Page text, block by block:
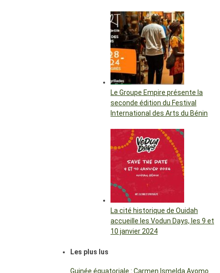
Le Groupe Empire présente la
seconde édition du Festival
International des Arts du Bénin
La cité historique de Ouidah
accueille les Vodun Days, les 9 et
10 janvier 2024
Les plus lus
Guinée équatoriale : Carmen Ismelda Avomo